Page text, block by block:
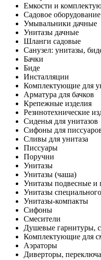
Емкости и
Садовое оборудование
Умывальники дачные
Унитазы дачные
Шланги садовые
Санузел: унитазы,
Бачки
Биде
Инсталляции
Комплектующие для
Арматура для бачков
Крепежные изделия
Резинотехнические
Сиденья для унитазов
Сифоны для
Сливы для унитаза
Писсуары
Поручни
Унитазы
Унитазы (чаша)
Унитазы подвесные и
Унитазы
Унитазы-компакты
Сифоны
Смесители
Душевые гарнитуры,
Комплектующие для
Аэраторы
Диверторы,